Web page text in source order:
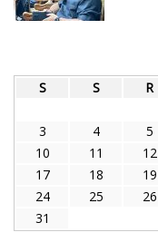
S
S R
3
4 5
10
11 12
17
18 19
24
25 26
31